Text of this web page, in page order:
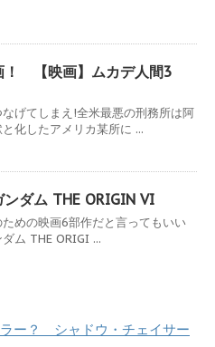
！ 【映画】ムカデ人間3
げてしまえ!全米最悪の刑務所は阿
化したアメリカ某所に ...
ンダム THE ORIGIN VI
めの映画6部作だと言ってもいい
ム THE ORIGI ...
ー？ シャドウ・チェイサー